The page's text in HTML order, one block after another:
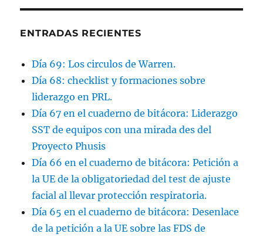
ENTRADAS RECIENTES
Día 69: Los circulos de Warren.
Día 68: checklist y formaciones sobre
liderazgo en PRL.
Día 67 en el cuaderno de bitácora: Liderazgo
SST de equipos con una mirada des del
Proyecto Phusis
Día 66 en el cuaderno de bitácora: Petición a
la UE de la obligatoriedad del test de ajuste
facial al llevar protección respiratoria.
Día 65 en el cuaderno de bitácora: Desenlace
de la petición a la UE sobre las FDS de